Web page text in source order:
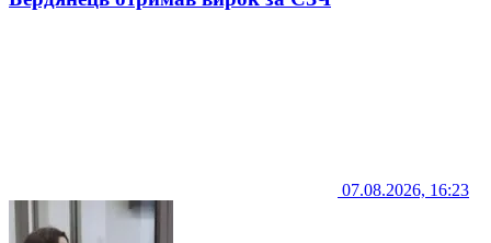
07.08.2026, 16:23